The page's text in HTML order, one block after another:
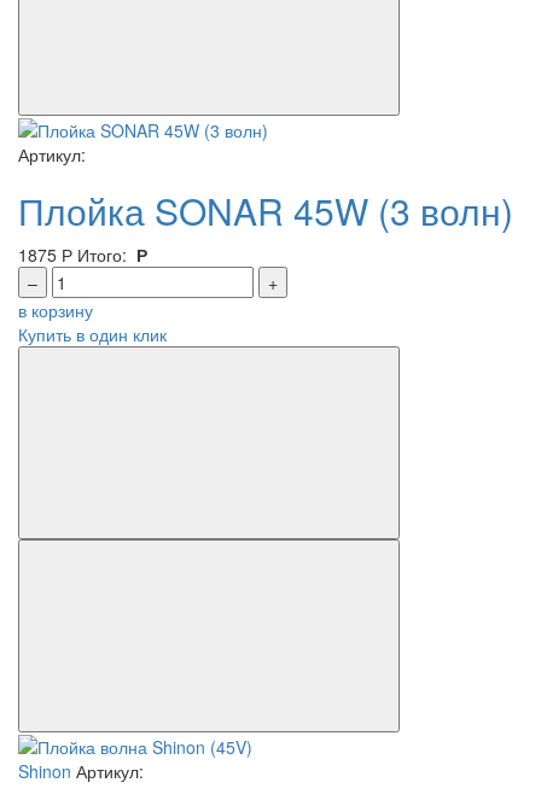
Артикул:
Плойка SONAR 45W (3 волн)
1875 Р Итого: Р
–
+
в корзину
Купить в один клик
Shinon Артикул: